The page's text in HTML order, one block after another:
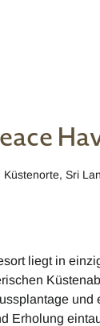
Küstenorte,Sri
liegt in
und
Erholung